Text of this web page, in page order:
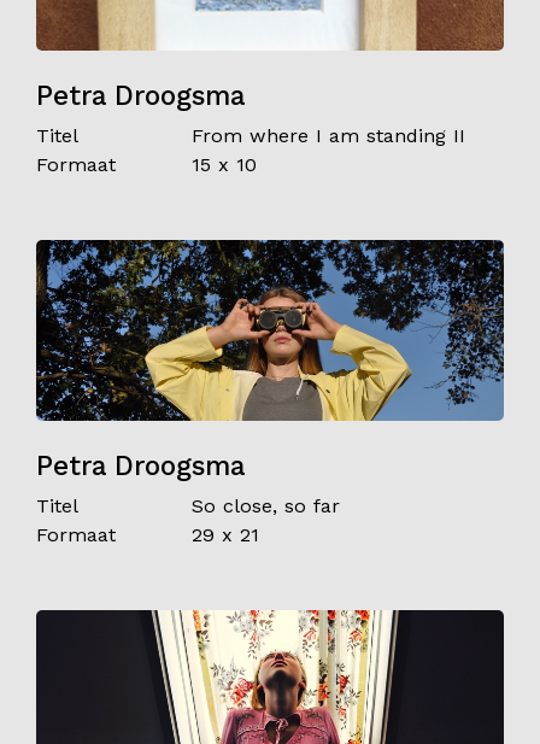
Petra Droogsma
Titel
From where I am standing II
Formaat
15 x 10
Petra Droogsma
Titel
So close, so far
Formaat
29 x 21